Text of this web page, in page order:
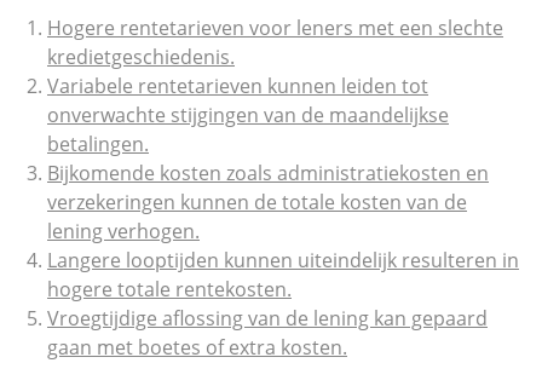
Hogere rentetarieven voor leners met een slechte
kredietgeschiedenis.
Variabele rentetarieven kunnen leiden tot
onverwachte stijgingen van de maandelijkse
betalingen.
Bijkomende kosten zoals administratiekosten en
verzekeringen kunnen de totale kosten van de
lening verhogen.
Langere looptijden kunnen uiteindelijk resulteren in
hogere totale rentekosten.
Vroegtijdige aflossing van de lening kan gepaard
gaan met boetes of extra kosten.